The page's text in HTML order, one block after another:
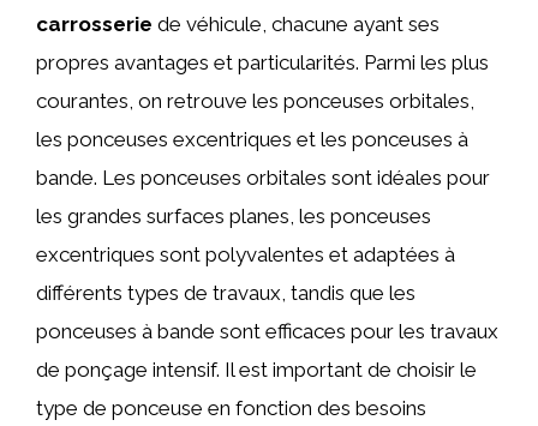
carrosserie de véhicule, chacune ayant ses
propres avantages et particularités. Parmi les plus
courantes, on retrouve les ponceuses orbitales,
les ponceuses excentriques et les ponceuses à
bande. Les ponceuses orbitales sont idéales pour
les grandes surfaces planes, les ponceuses
excentriques sont polyvalentes et adaptées à
différents types de travaux, tandis que les
ponceuses à bande sont efficaces pour les travaux
de ponçage intensif. Il est important de choisir le
type de ponceuse en fonction des besoins